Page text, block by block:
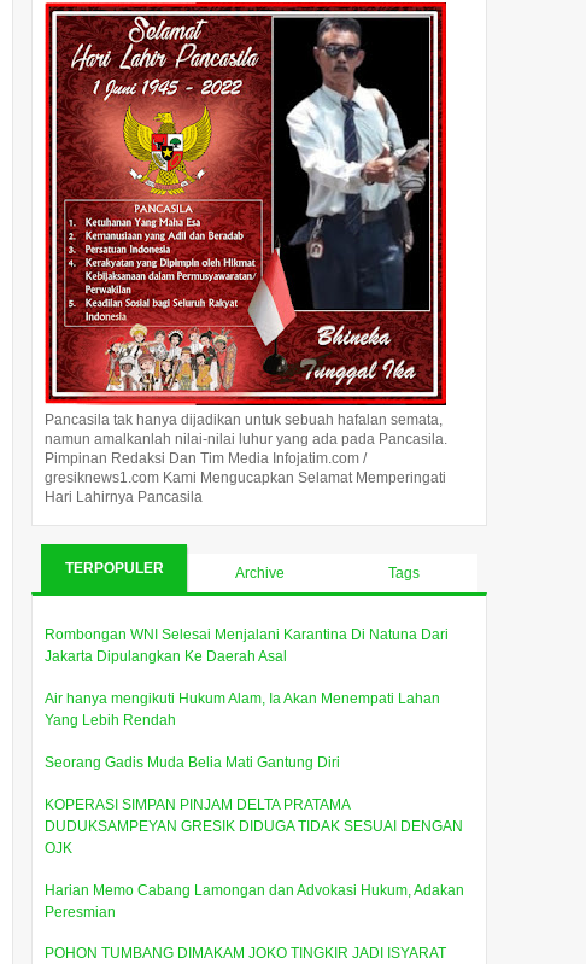
Pancasila tak hanya dijadikan untuk sebuah hafalan semata,
namun amalkanlah nilai-nilai luhur yang ada pada Pancasila.
Pimpinan Redaksi Dan Tim Media Infojatim.com /
gresiknews1.com Kami Mengucapkan Selamat Memperingati
Hari Lahirnya Pancasila
TERPOPULER Archive Tags
Rombongan WNI Selesai Menjalani Karantina Di Natuna Dari
Jakarta Dipulangkan Ke Daerah Asal
Air hanya mengikuti Hukum Alam, Ia Akan Menempati Lahan
Yang Lebih Rendah
Seorang Gadis Muda Belia Mati Gantung Diri
KOPERASI SIMPAN PINJAM DELTA PRATAMA
DUDUKSAMPEYAN GRESIK DIDUGA TIDAK SESUAI DENGAN
OJK
Harian Memo Cabang Lamongan dan Advokasi Hukum, Adakan
Peresmian
POHON TUMBANG DIMAKAM JOKO TINGKIR JADI ISYARAT